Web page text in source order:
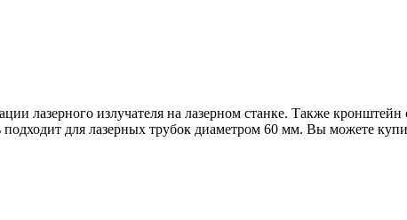
лазерного излучателя на лазерном станке. Также кронштейн
для лазерных трубок диаметром 60 мм. Вы можете